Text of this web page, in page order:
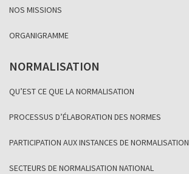
NOS MISSIONS
ORGANIGRAMME
NORMALISATION
QU’EST CE QUE LA NORMALISATION
PROCESSUS D’ÉLABORATION DES NORMES
PARTICIPATION AUX INSTANCES DE NORMALISATION
SECTEURS DE NORMALISATION NATIONAL